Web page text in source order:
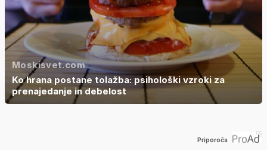
Moskisvet.com
Ko hrana postane tolažba: psihološki vzroki za
prenajedanje in debelost
Priporoča